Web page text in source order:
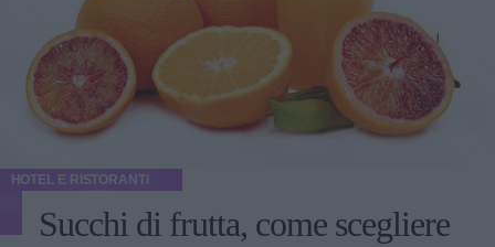
HOTEL E RISTORANTI
Succhi di frutta, come scegliere